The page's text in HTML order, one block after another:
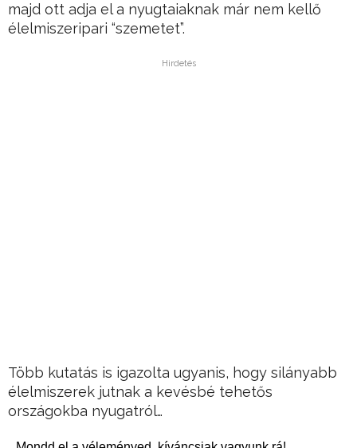
majd ott adja el a nyugtaiaknak már nem kellő
élelmiszeripari “szemetet”.
Hirdetés
Több kutatás is igazolta ugyanis, hogy silányabb
élelmiszerek jutnak a kevésbé tehetős
országokba nyugatról…